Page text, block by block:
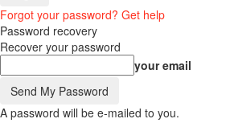
Forgot your password? Get help
Password recovery
Recover your password
your email
A password will be e-mailed to you.